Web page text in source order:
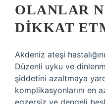
OLANLAR
DIKKAT
Akdeniz ateşi
Düzenli uyku ve
şiddetini azaltmaya
komplikasyonlarını en
egzersiz ve dengeli